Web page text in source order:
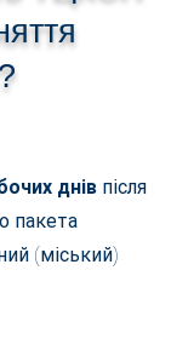
днів після
пакета
(міський)